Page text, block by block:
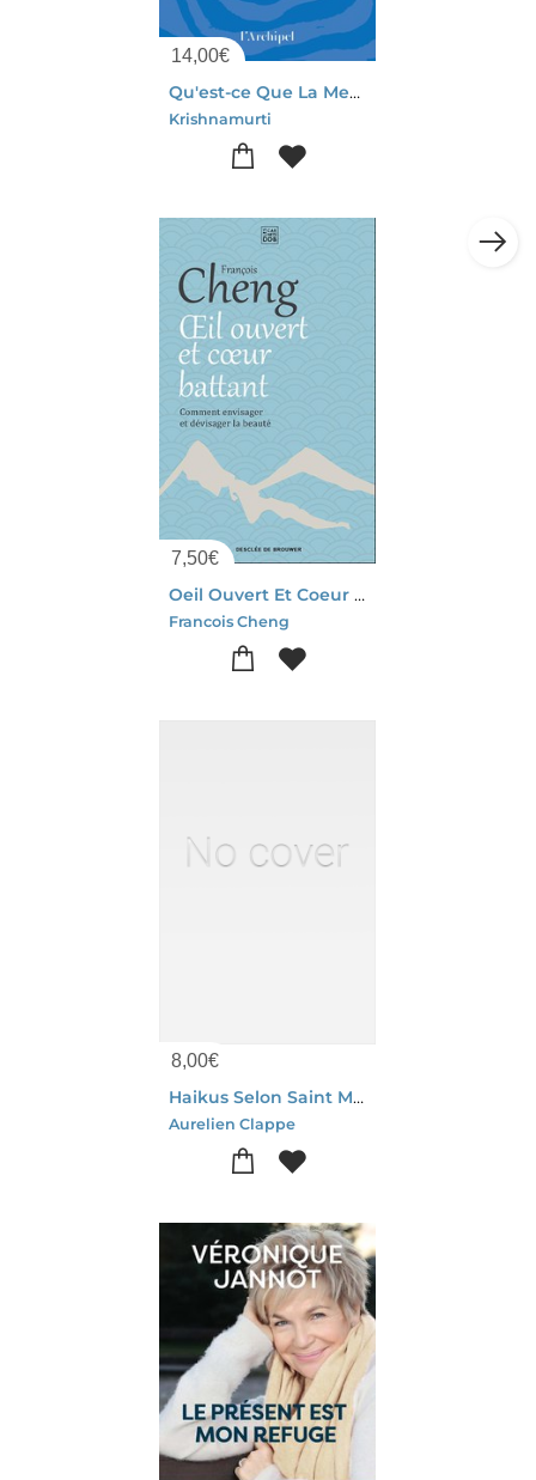
14,00€
Qu'est-ce Que La Meditation ?
Krishnamurti
7,50€
Oeil Ouvert Et Coeur Battant ; Comment Envisager Et Devisager La Beaute
Francois Cheng
8,00€
Haikus Selon Saint Marc
Aurelien Clappe